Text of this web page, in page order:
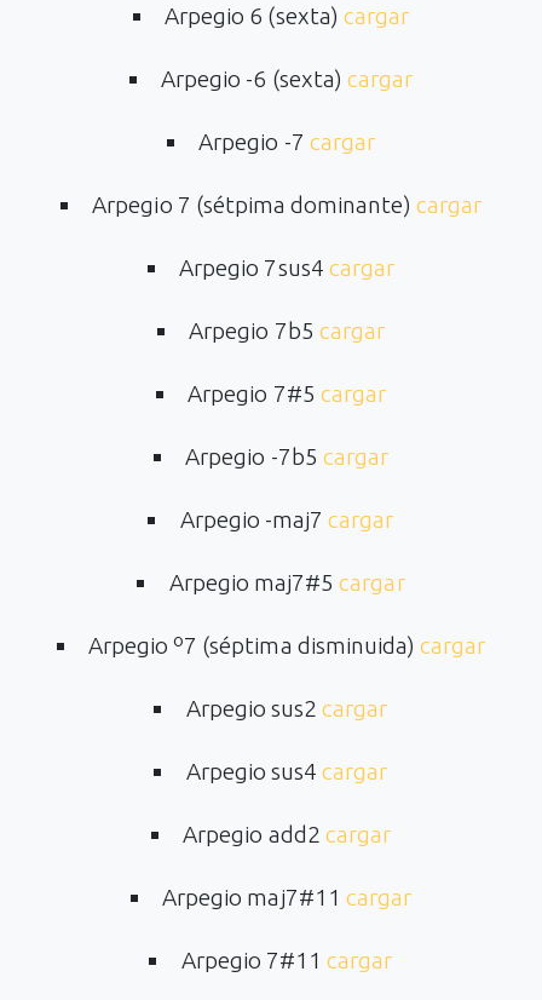
Arpegio 6 (sexta) cargar
Arpegio -6 (sexta) cargar
Arpegio -7 cargar
Arpegio 7 (sétpima dominante) cargar
Arpegio 7sus4 cargar
Arpegio 7b5 cargar
Arpegio 7#5 cargar
Arpegio -7b5 cargar
Arpegio -maj7cargar
Arpegio maj7#5cargar
Arpegio º7 (séptima disminuida)cargar
Arpegio sus2cargar
Arpegio sus4cargar
Arpegio add2 cargar
Arpegio maj7#11 cargar
Arpegio 7#11cargar